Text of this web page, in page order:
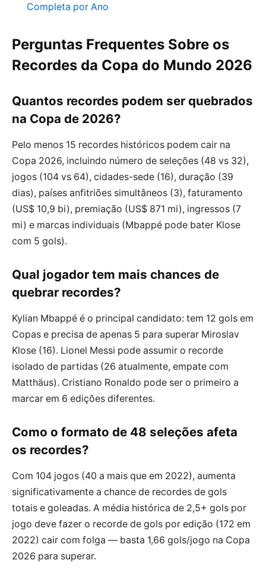
Completa por Ano
Perguntas Frequentes Sobre os
Recordes da Copa do Mundo 2026
Quantos recordes podem ser quebrados
na Copa de 2026?
Pelo menos 15 recordes históricos podem cair na
Copa 2026, incluindo número de seleções (48 vs 32),
jogos (104 vs 64), cidades-sede (16), duração (39
dias), países anfitriões simultâneos (3), faturamento
(US$ 10,9 bi), premiação (US$ 871 mi), ingressos (7
mi) e marcas individuais (Mbappé pode bater Klose
com 5 gols).
Qual jogador tem mais chances de
quebrar recordes?
Kylian Mbappé é o principal candidato: tem 12 gols em
Copas e precisa de apenas 5 para superar Miroslav
Klose (16). Lionel Messi pode assumir o recorde
isolado de partidas (26 atualmente, empate com
Matthäus). Cristiano Ronaldo pode ser o primeiro a
marcar em 6 edições diferentes.
Como o formato de 48 seleções afeta
os recordes?
Com 104 jogos (40 a mais que em 2022), aumenta
significativamente a chance de recordes de gols
totais e goleadas. A média histórica de 2,5+ gols por
jogo deve fazer o recorde de gols por edição (172 em
2022) cair com folga — basta 1,66 gols/jogo na Copa
2026 para superar.